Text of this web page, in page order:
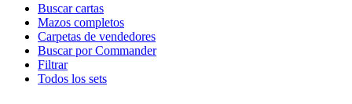
Buscar cartas
Mazos completos
Carpetas de vendedores
Buscar por Commander
Filtrar
Todos los sets